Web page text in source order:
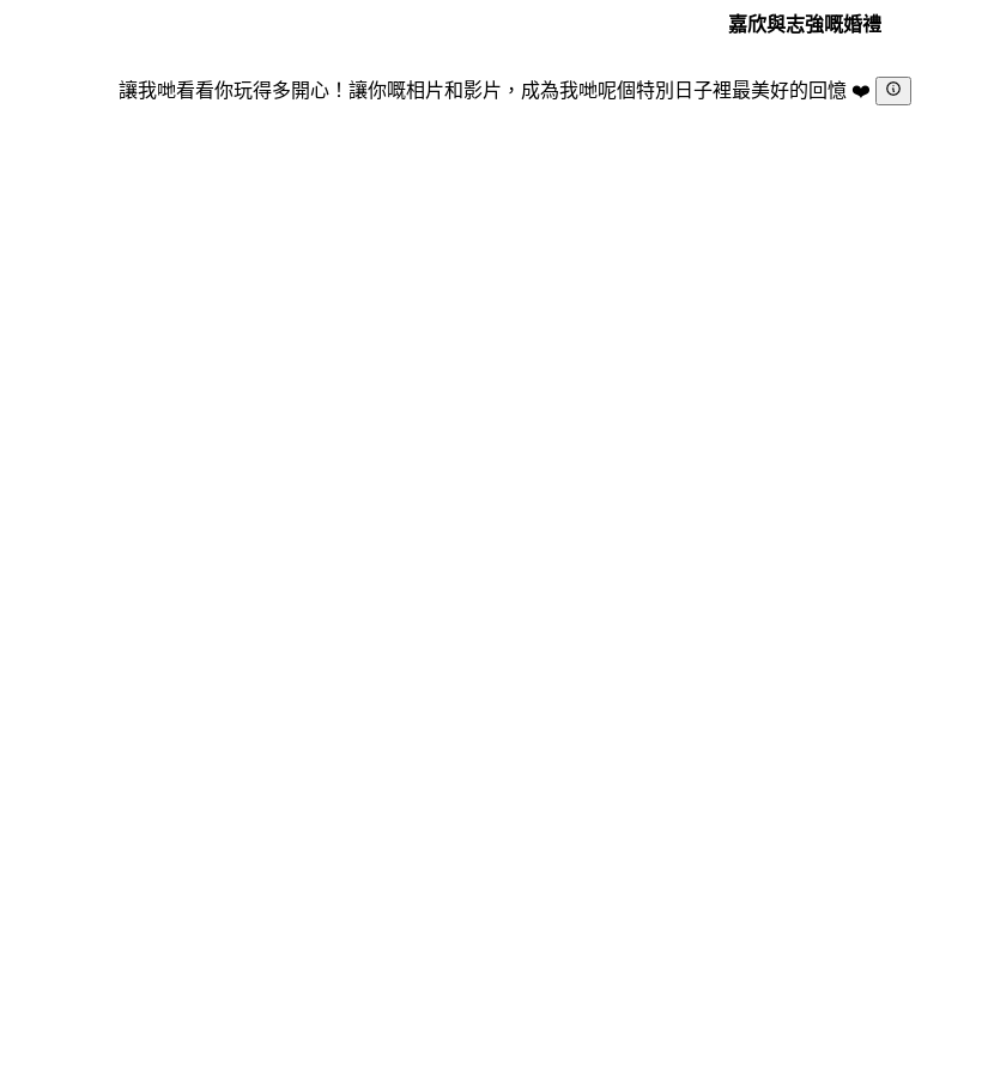
嘉欣與志強嘅婚禮
讓我哋看看你玩得多開心！讓你嘅相片和影片，成為我哋呢個特別日子裡最美好的回憶 ❤️